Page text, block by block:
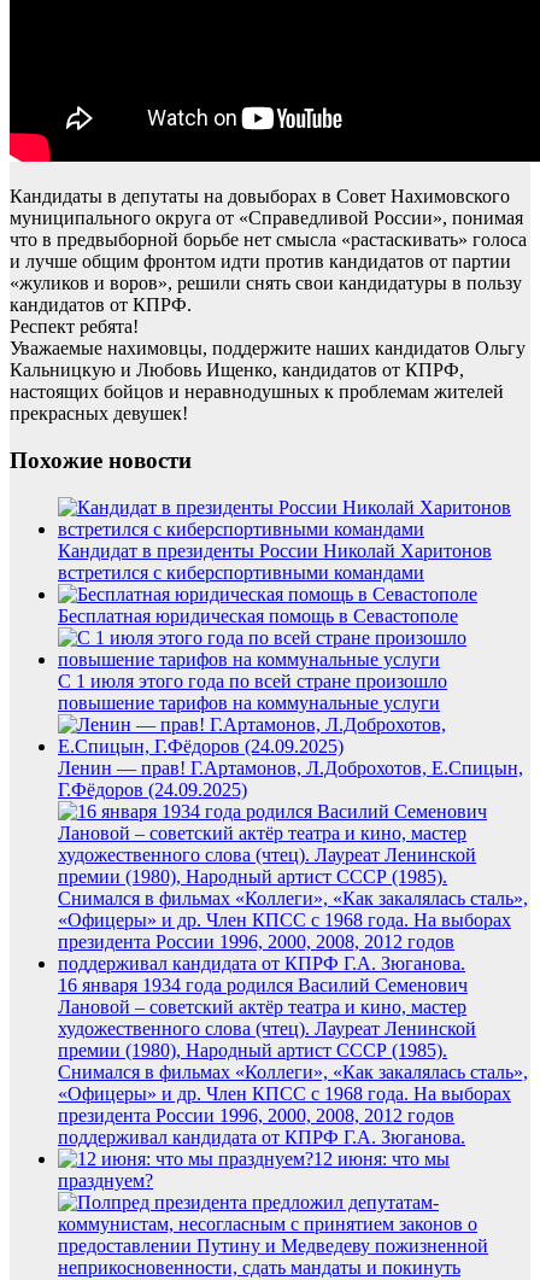
Кандидаты в депутаты на довыборах в Совет Нахимовского
муниципального округа от «Справедливой России», понимая
что в предвыборной борьбе нет смысла «растаскивать» голоса
и лучше общим фронтом идти против кандидатов от партии
«жуликов и воров», решили снять свои кандидатуры в пользу
кандидатов от КПРФ.
Респект ребята!
Уважаемые нахимовцы, поддержите наших кандидатов Ольгу
Кальницкую и Любовь Ищенко, кандидатов от КПРФ,
настоящих бойцов и неравнодушных к проблемам жителей
прекрасных девушек!
Похожие новости
Кандидат в президенты России Николай Харитонов
встретился с киберспортивными командами
Бесплатная юридическая помощь в Севастополе
С 1 июля этого года по всей стране произошло
повышение тарифов на коммунальные услуги
Ленин — прав! Г.Артамонов, Л.Доброхотов, Е.Спицын,
Г.Фёдоров (24.09.2025)
16 января 1934 года родился Василий Семенович
Лановой – советский актёр театра и кино, мастер
художественного слова (чтец). Лауреат Ленинской
премии (1980), Народный артист СССР (1985).
Снимался в фильмах «Коллеги», «Как закалялась сталь»,
«Офицеры» и др. Член КПСС с 1968 года. На выборах
президента России 1996, 2000, 2008, 2012 годов
поддерживал кандидата от КПРФ Г.А. Зюганова.
12 июня: что мы
празднуем?